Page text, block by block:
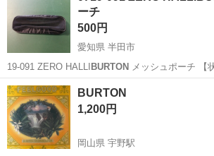
ーチ
500円
愛知県 半田市
19-091 ZERO HALLIBURTON メッシ
愛知 半田市
BURTON
1,200円
岡山県 宇野駅